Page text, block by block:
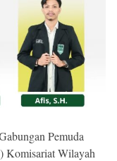
Pemuda
Komisariat Wilayah